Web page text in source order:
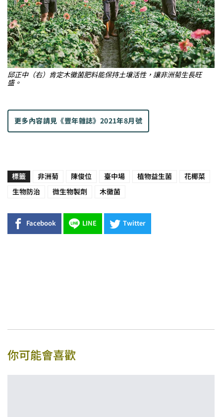
邱正中（右）肯定木黴菌肥料能保持土壤活性，讓非洲菊生長旺
盛。
更多內容請見《豐年雜誌》2021年8月號
標籤 非洲菊 陳俊位 臺中場 植物益生菌 花椰菜
生物防治 微生物製劑 木黴菌
Facebook LINE Twitter
你可能會喜歡